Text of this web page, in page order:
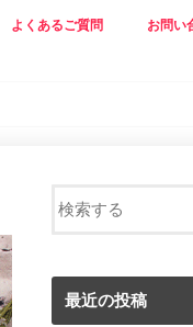
よくあるご質問 お問い
最近の投稿